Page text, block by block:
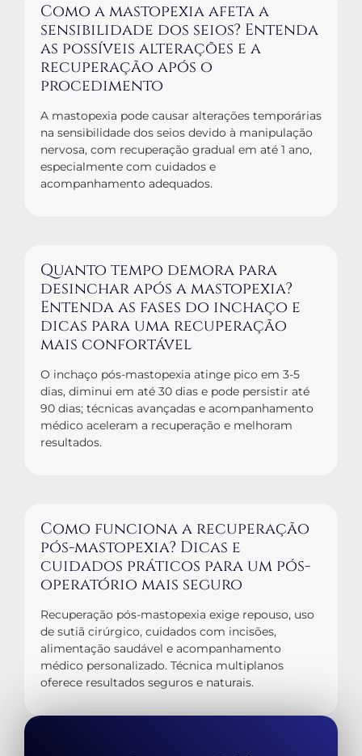
Como a mastopexia afeta a
sensibilidade dos seios? Entenda
as possíveis alterações e a
recuperação após o
procedimento
A mastopexia pode causar alterações temporárias
na sensibilidade dos seios devido à manipulação
nervosa, com recuperação gradual em até 1 ano,
especialmente com cuidados e
acompanhamento adequados.
Quanto tempo demora para
desinchar após a mastopexia?
Entenda as fases do inchaço e
dicas para uma recuperação
mais confortável
O inchaço pós-mastopexia atinge pico em 3-5
dias, diminui em até 30 dias e pode persistir até
90 dias; técnicas avançadas e acompanhamento
médico aceleram a recuperação e melhoram
resultados.
Como funciona a recuperação
pós-mastopexia? Dicas e
cuidados práticos para um pós-
operatório mais seguro
Recuperação pós-mastopexia exige repouso, uso
de sutiã cirúrgico, cuidados com incisões,
alimentação saudável e acompanhamento
médico personalizado. Técnica multiplanos
oferece resultados seguros e naturais.